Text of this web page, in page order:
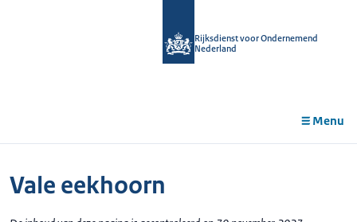
Rijksdienst voor Ondernemend
Nederland
Menu
Vale eekhoorn